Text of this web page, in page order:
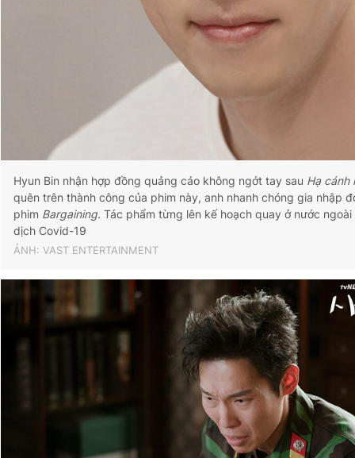
Hyun Bin nhận hợp đồng quảng cáo không ngớt tay sau Hạ cánh
quên trên thành công của phim này, anh nhanh chóng gia nhập
phim Bargaining. Tác phẩm từng lên kế hoạch quay ở nước
dịch Covid-19
ẢNH: VAST ENTERTAINMENT